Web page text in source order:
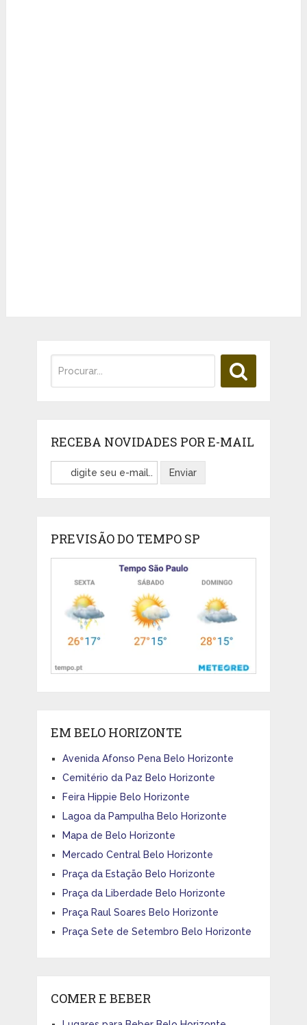
RECEBA NOVIDADES POR E-MAIL
PREVISÃO DO TEMPO SP
EM BELO HORIZONTE
Avenida Afonso Pena Belo Horizonte
Cemitério da Paz Belo Horizonte
Feira Hippie Belo Horizonte
Lagoa da Pampulha Belo Horizonte
Mapa de Belo Horizonte
Mercado Central Belo Horizonte
Praça da Estação Belo Horizonte
Praça da Liberdade Belo Horizonte
Praça Raul Soares Belo Horizonte
Praça Sete de Setembro Belo Horizonte
COMER E BEBER